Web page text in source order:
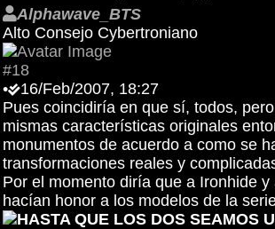
Alphawave_BTS
Alto Consejo Cybertroniano
#18
•
16/Feb/2007, 18:27
Pues coincidiría en que sí, todos,
mismas características originales
monumentos de acuerdo a como se
transformaciones reales y
Por el momento diría que a Ironhide
hacían honor a los modelos de la
HASTA QUE LOS DOS SEAMOS